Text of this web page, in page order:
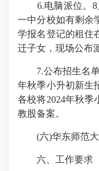
6.电脑派位。8
一中分校如有剩余
学报名登记的租住
迁子女，现场公布
7.公布招生名单
年秋季小升初新生
各校将2024年秋季
教股备案。
(六)华东师范大
六、工作要求